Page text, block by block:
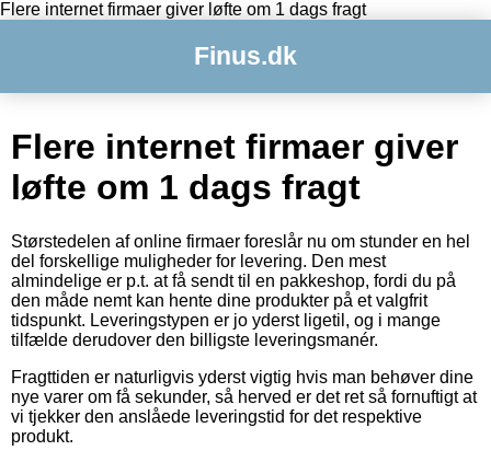
Flere internet firmaer giver løfte om 1 dags fragt
Finus.dk
Flere internet firmaer giver
løfte om 1 dags fragt
Størstedelen af online firmaer foreslår nu om stunder en hel
del forskellige muligheder for levering. Den mest
almindelige er p.t. at få sendt til en pakkeshop, fordi du på
den måde nemt kan hente dine produkter på et valgfrit
tidspunkt. Leveringstypen er jo yderst ligetil, og i mange
tilfælde derudover den billigste leveringsmanér.
Fragttiden er naturligvis yderst vigtig hvis man behøver dine
nye varer om få sekunder, så herved er det ret så fornuftigt at
vi tjekker den anslåede leveringstid for det respektive
produkt.